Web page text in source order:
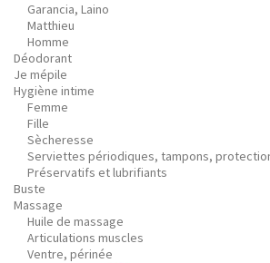
Garancia, Laino
Matthieu
Homme
Déodorant
Je mépile
Hygiène intime
Femme
Fille
Sècheresse
Serviettes périodiques, tampons,
Préservatifs et lubrifiants
Buste
Massage
Huile de massage
Articulations muscles
Ventre, périnée